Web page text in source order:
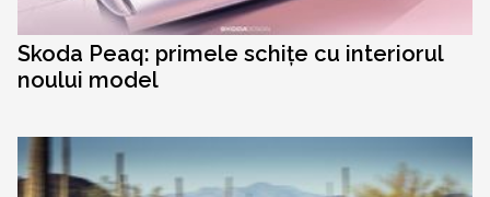
Skoda Peaq: primele schițe cu interiorul
noului model